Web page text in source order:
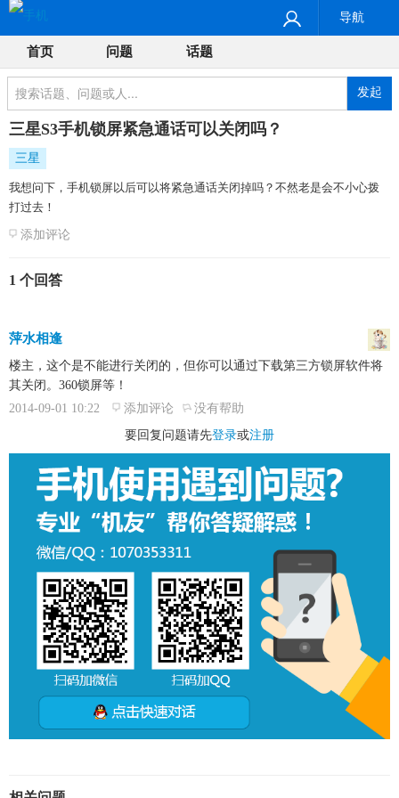
导航
首页 问题 话题
发起
三星S3手机锁屏紧急通话可以关闭吗？
三星
我想问下，手机锁屏以后可以将紧急通话关闭掉吗？不然老是会不小心拨
打过去！
添加评论
1 个回答
萍水相逢
楼主，这个是不能进行关闭的，但你可以通过下载第三方锁屏软件将
其关闭。360锁屏等！
2014-09-01 10:22
添加评论
没有帮助
要回复问题请先登录或注册